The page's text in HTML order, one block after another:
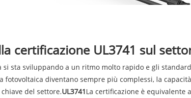
certificazione UL3741 sul
si sta sviluppando a un ritmo molto rapido e gli
fotovoltaica diventano sempre più complessi, la
del settore.UL3741La certificazione è equivalente